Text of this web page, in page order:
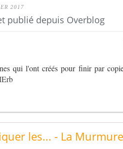
2017
publié depuis Overblog
qui l'ont créés pour finir par